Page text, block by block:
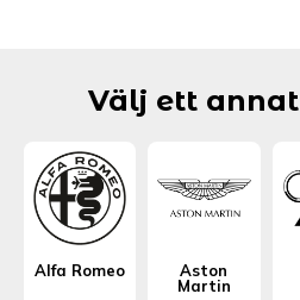
Välj ett
Alfa Romeo
Aston
Martin